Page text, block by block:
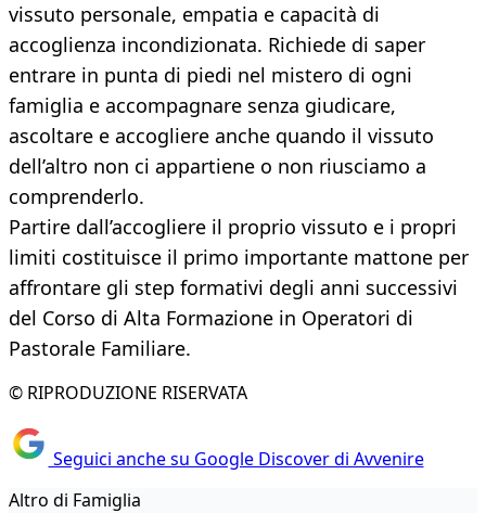
vissuto personale, empatia e capacità di
accoglienza incondizionata. Richiede di saper
entrare in punta di piedi nel mistero di ogni
famiglia e accompagnare senza giudicare,
ascoltare e accogliere anche quando il vissuto
dell’altro non ci appartiene o non riusciamo a
comprenderlo.
Partire dall’accogliere il proprio vissuto e i propri
limiti costituisce il primo importante mattone per
affrontare gli step formativi degli anni successivi
del Corso di Alta Formazione in Operatori di
Pastorale Familiare.
© RIPRODUZIONE RISERVATA
Seguici anche su Google Discover di Avvenire
Altro di Famiglia